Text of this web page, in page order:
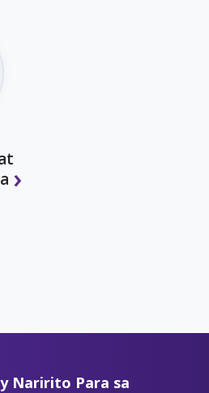
Naririto Para sa